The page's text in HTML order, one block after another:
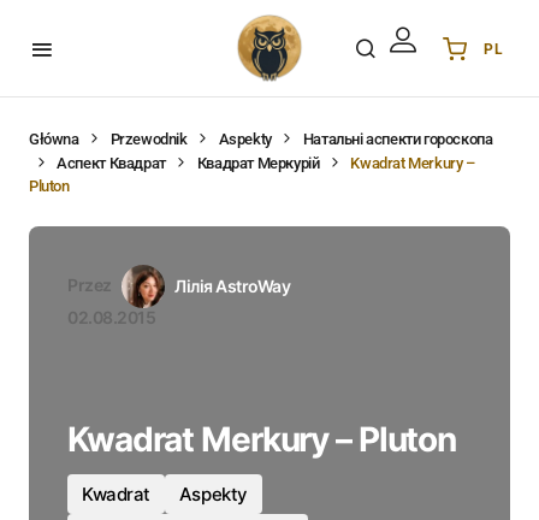
PL
English
DE Deutsch
Główna Przewodnik Aspekty
Натальні аспекти гороскопа
Аспект Квадрат
Квадрат Меркурій
Kwadrat Merkury –
Pluton
Przez
Лілія AstroWay
02.08.2015
Kwadrat Merkury – Pluton
Kwadrat
Aspekty